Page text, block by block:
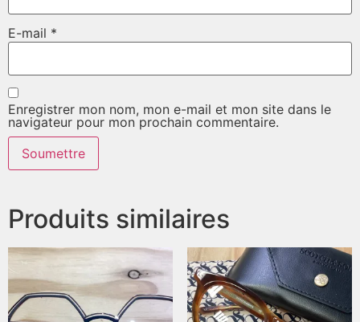
E-mail *
Enregistrer mon nom, mon e-mail et mon site dans le
navigateur pour mon prochain commentaire.
Produits similaires